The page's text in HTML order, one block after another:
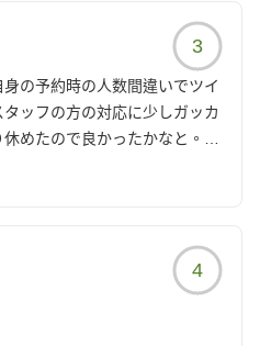
3
の予約時の人数間違いでツイ
ッフの方の対応に少しガッカ
めたので良かったかなと。今
た。
4